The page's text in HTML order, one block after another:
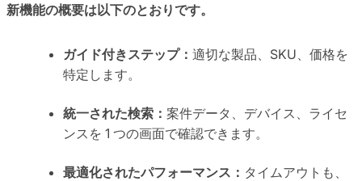
新機能の概要は以下のとおりです。
ガイド付きステップ： 適切な製品、SKU、価格を
特定します。
統一された検索： 案件データ、デバイス、ライセ
ンスを 1 つの画面で確認できます。
最適化されたパフォーマンス： タイムアウトも、